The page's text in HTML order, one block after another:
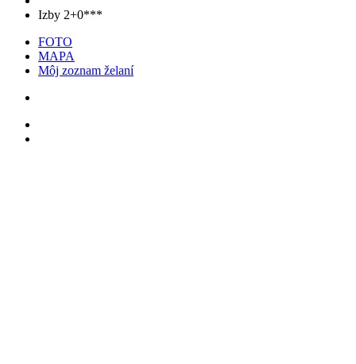
Izby 2+0***
FOTO
MAPA
Môj zoznam želaní